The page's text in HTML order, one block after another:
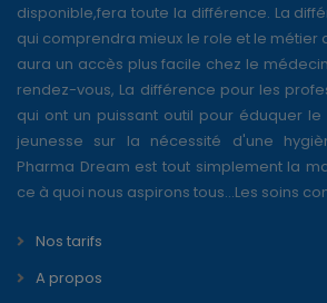
disponible,fera toute la différence. La
qui comprendra mieux le role et le métier
aura un accès plus facile chez le
rendez-vous, La différence pour les
qui ont un puissant outil pour éduquer le
jeunesse sur la nécessité d'une
Pharma Dream est tout simplement la
ce à quoi nous aspirons tous...Les soins
Nos tarifs
A propos